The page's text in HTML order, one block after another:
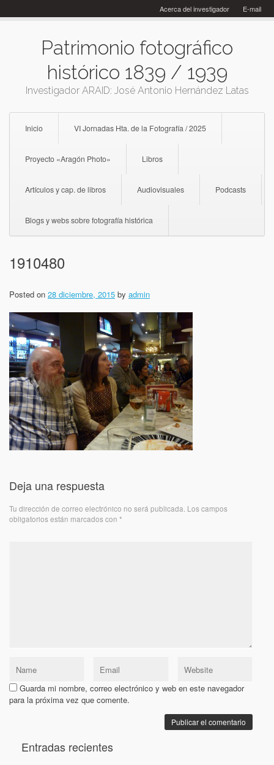
to
E-mail
Acerca del investigador
Patrimonio fotográfico
histórico 1839 / 1939
Investigador ARAID: José Antonio Hernández Latas
Inicio VI Jornadas Hta. de la Fotografía / 2025
Proyecto «Aragón Photo» Libros
Artículos y cap. de libros Audiovisuales Podcasts
Blogs y webs sobre fotografía histórica
1910480
Posted on 28 diciembre, 2015 by admin
Deja una respuesta
Tu dirección de correo electrónico no será publicada. Los campos
obligatorios están marcados con *
Guarda mi nombre, correo electrónico y web en este navegador
para la próxima vez que comente.
Entradas recientes